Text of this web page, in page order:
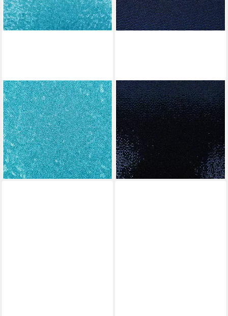
SCHÖNER LEBEN.
Stoff Pailettenstoff
Meterware Mini Pailetten
türkis dehnbar 130cm,
reflektierend
19,95 €
(19,95 €/ 1 m)
lieferbar - in 3-4 Werktagen bei dir
SCHÖNER LEBEN.
Stoff Bekleidungsstoff
Meterware Stretch Lurex
Pailletten schwarz blau 1,45m,
mit Metallic-Effekt
19,95 €
(19,95 €/ 1 m)
lieferbar - in 3-4 Werktagen bei dir